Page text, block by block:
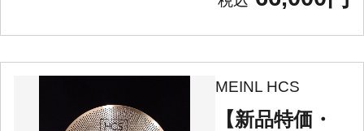
MEINL HCS
【新品特価・